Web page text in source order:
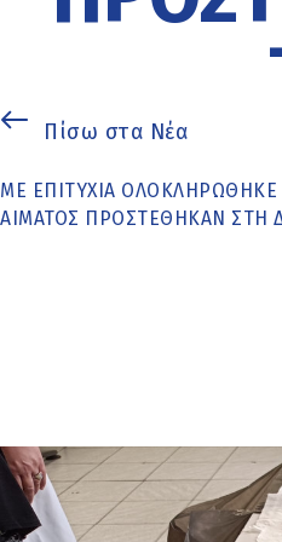
Πίσω στα Νέα
ΜΕ ΕΠΙΤΥΧΊΑ
ΑΊΜΑΤΟΣ ΠΡΟΣΤΈΘΗΚΑΝ ΣΤΗ